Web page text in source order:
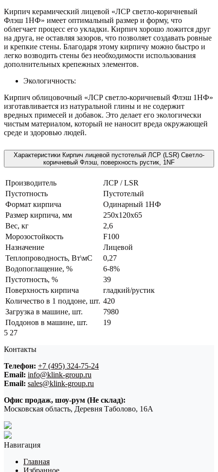
Кирпич керамический лицевой «ЛСР светло-коричневый
Флэш 1НФ» имеет оптимальный размер и форму, что
облегчает процесс его укладки. Кирпич хорошо ложится друг
на друга, не оставляя зазоров, что позволяет создавать ровные
и крепкие стены. Благодаря этому кирпичу можно быстро и
легко возводить стены без необходимости использования
дополнительных крепежных элементов.
Экологичность:
Кирпич облицовочный «ЛСР светло-коричневый Флэш 1НФ»
изготавливается из натуральной глины и не содержит
вредных примесей и добавок. Это делает его экологически
чистым материалом, который не наносит вреда окружающей
среде и здоровью людей.
Характеристики Кирпич лицевой пустотелый ЛСР (LSR) Светло-
коричневый Флэш, поверхность рустик, 1NF
Производитель
ЛСР / LSR
Пустотность
Пустотелый
Формат кирпича
Одинарный 1НФ
Размер кирпича, мм
250х120х65
Вес, кг
2,6
Морозостойкость
F100
Назначение
Лицевой
Теплопроводность, Вт\мС
0,27
Водопоглащение, %
6-8%
Пустотность, %
39
Поверхность кирпича
гладкий/рустик
Количество в 1 поддоне, шт. 420
Загрузка в машине, шт.
7980
Поддонов в машине, шт.
19
5 27
Контакты
Телефон: +7 (495) 324-75-24
Email: info@klink-group.ru
Email: sales@klink-group.ru
Офис продаж, шоу-рум (Не склад):
Московская область, Деревня Таболово, 16А
Навигация
Главная
Избранное